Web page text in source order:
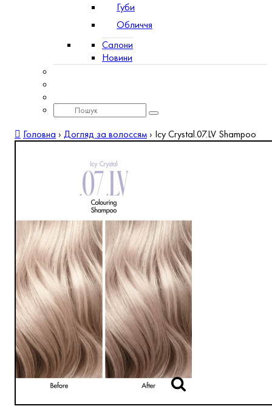
Губи
Обличчя
Салони
Новини
Головна › Догляд за волоссям › Icy Crystal.07.LV Shampoo